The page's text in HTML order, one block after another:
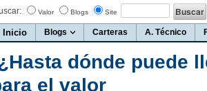
Valor Blogs Site
Inicio Blogs Carteras A. Técnico
dónde puede
el valor